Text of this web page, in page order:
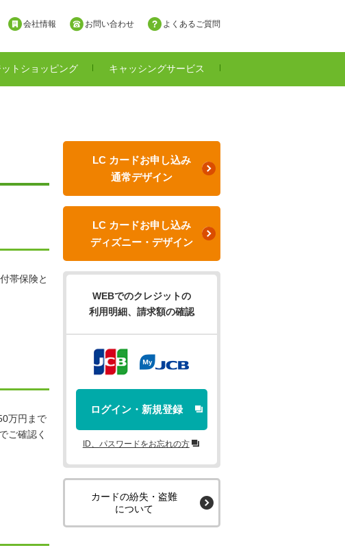
会社情報 お問い合わせ よくあるご質問
トショッピング キャッシングサービス
帯保険と
万円まで
ご確認く
LC カードお申し込み
通常デザイン
LC カードお申し込み
ディズニー・デザイン
WEBでのクレジットの
利用明細、請求額の確認
ログイン・新規登録
ID、パスワードをお忘れの方
カードの紛失・盗難
について